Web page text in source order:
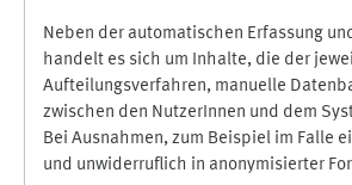
Neben der automatischen Erfassung
handelt es sich um Inhalte, die der
Aufteilungsverfahren, manuelle
zwischen den NutzerInnen und dem
Bei Ausnahmen, zum Beispiel im Falle
und unwiderruflich in anonymisierter